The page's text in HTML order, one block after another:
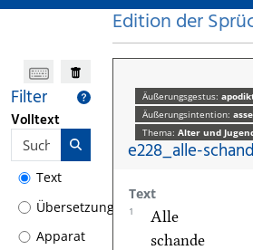
Filter
Volltext
Text
Übersetzung
Apparat
Edition der
Äußerungsgestus:
Äußerungsintention:
Thema: Alter und
e228_alle-
Text
1
Alle
schande